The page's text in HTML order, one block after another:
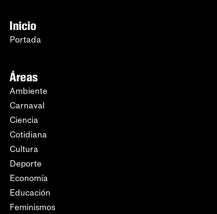
Inicio
Portada
Áreas
Ambiente
Carnaval
Ciencia
Cotidiana
Cultura
Deporte
Economía
Educación
Feminismos